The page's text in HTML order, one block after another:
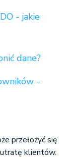
- jakie
dane?
-
przełożyć się
klientów.